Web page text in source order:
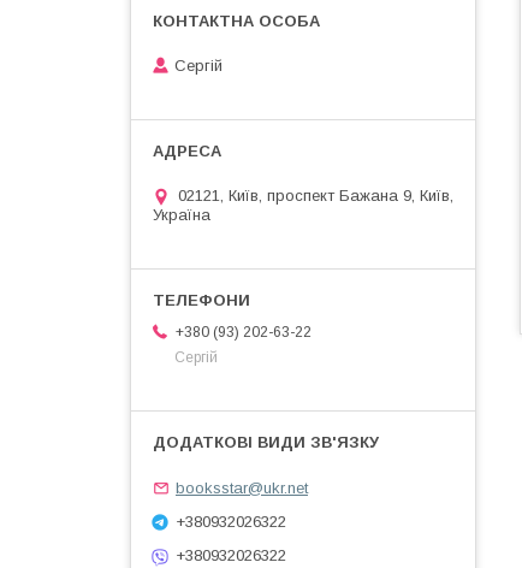
Сергій
02121, Київ, проспект Бажана 9, Київ,
Україна
+380 (93) 202-63-22
Сергій
booksstar@ukr.net
+380932026322
+380932026322